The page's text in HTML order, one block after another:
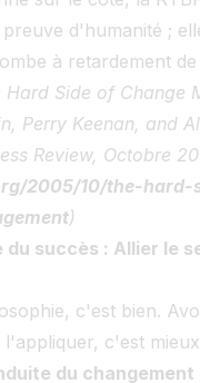
d'humanité ;
à retardement
Hard Side of Change
Perry Keenan, and
Review, Octobre
2005/10/the-hard-
)
du succès : Allier le
c'est bien.
c'est
du changement